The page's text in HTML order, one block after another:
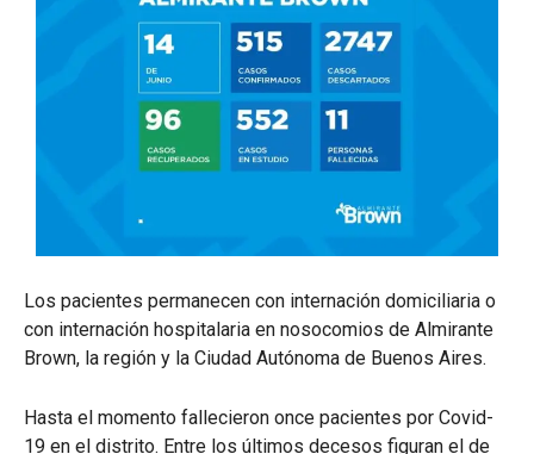
Los pacientes permanecen con internación domiciliaria o
con internación hospitalaria en nosocomios de Almirante
Brown, la región y la Ciudad Autónoma de Buenos Aires.
Hasta el momento fallecieron once pacientes por Covid-
19 en el distrito. Entre los últimos decesos figuran el de